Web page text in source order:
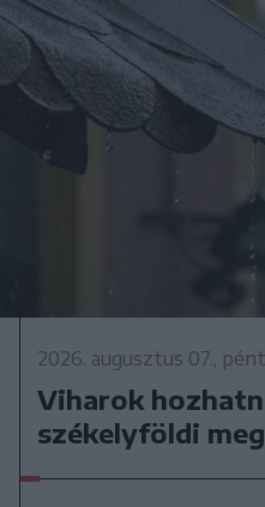
2026. augusztus 07.,
Viharok
székelyföldi